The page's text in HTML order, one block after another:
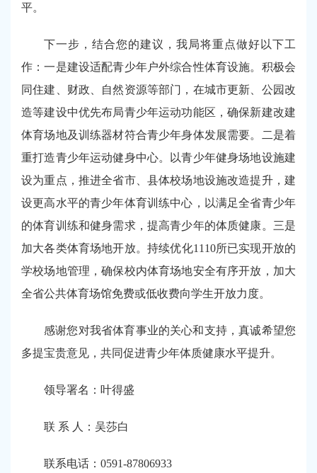
平。
下一步，结合您的建议，我局将重点做好以下工
作：一是建设适配青少年户外综合性体育设施。积极会
同住建、财政、自然资源等部门，在城市更新、公园改
造等建设中优先布局青少年运动功能区，确保新建改建
体育场地及训练器材符合青少年身体发展需要。二是着
重打造青少年运动健身中心。以青少年健身场地设施建
设为重点，推进全省市、县体校场地设施改造提升，建
设更高水平的青少年体育训练中心，以满足全省青少年
的体育训练和健身需求，提高青少年的体质健康。三是
加大各类体育场地开放。持续优化1110所已实现开放的
学校场地管理，确保校内体育场地安全有序开放，加大
全省公共体育场馆免费或低收费向学生开放力度。
感谢您对我省体育事业的关心和支持，真诚希望您
多提宝贵意见，共同促进青少年体质健康水平提升。
领导署名：叶得盛
联 系 人：吴莎白
联系电话：0591-87806933